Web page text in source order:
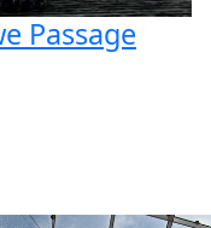
Passage